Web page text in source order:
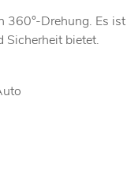
Drehung. Es
Sicherheit bietet.